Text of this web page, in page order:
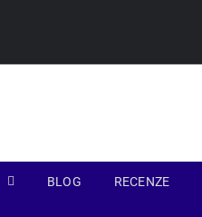
BLOG RECENZE